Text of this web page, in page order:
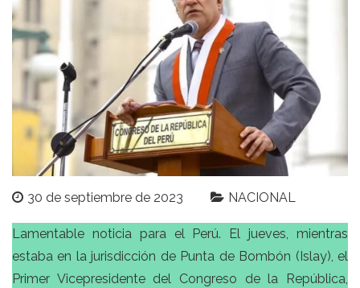
30 de septiembre de 2023 NACIONAL
Lamentable noticia para el Perú. El jueves, mientras
estaba en la jurisdicción de Punta de Bombón (Islay), el
Primer Vicepresidente del Congreso de la República,